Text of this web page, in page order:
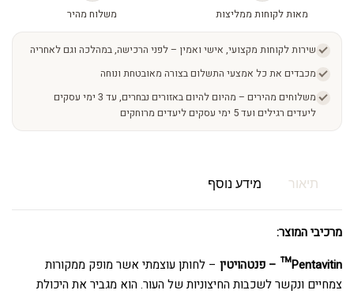
מאות לקוחות ממליצות משלוח מהיר
שירות לקוחות מקצועי, אישי ואמין – לפני הרכישה, במהלכה וגם לאחריה
מכבדים את כל אמצעי התשלום בצורה מאובטחת ונוחה
משלוחים מהירים – מהיום להיום באזורים נבחרים, עד 3 ימי עסקים
ליעדים רגילים ועד 5 ימי עסקים ליעדים מרוחקים
תיאור מידע נוסף
מרכיבי המוצר:
Pentavitin™ – פנטהויטין
– לחותן עוצמתי אשר מופק ממקורות
צמחיים ונקשר לשכבות החיצוניות של העור. הוא מגביר את היכולת